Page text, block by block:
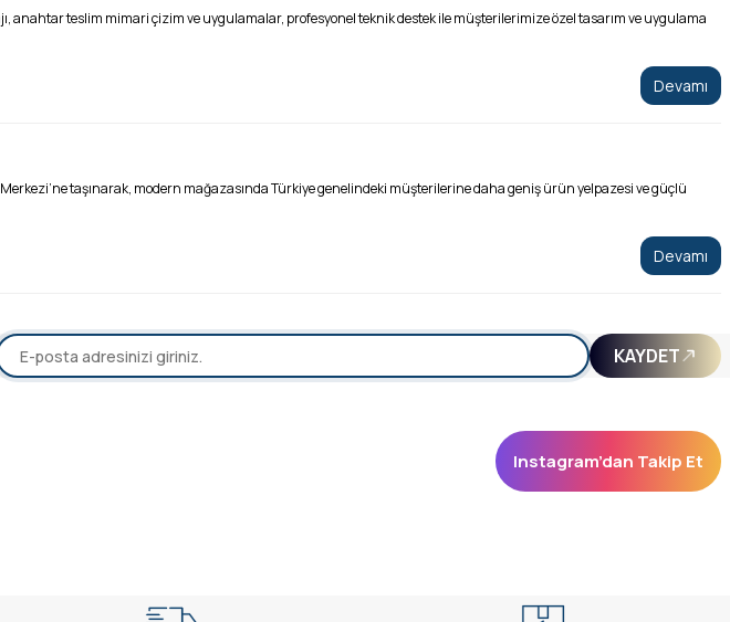
teslim mimari çizim ve uygulamalar, profesyonel teknik destek ile müşterilerimize özel tasarım ve uygulama
Devamı
taşınarak, modern mağazasında Türkiye genelindeki müşterilerine daha geniş ürün yelpazesi ve güçlü
Devamı
KAYDET
Instagram’dan Takip Et